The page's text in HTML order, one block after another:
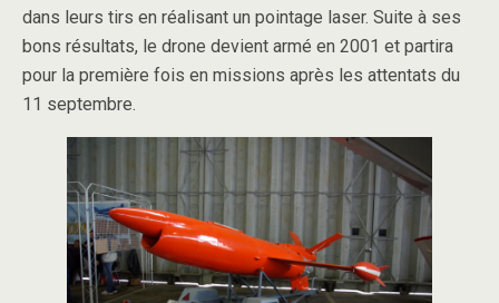
dans leurs tirs en réalisant un pointage laser. Suite à ses
bons résultats, le drone devient armé en 2001 et partira
pour la première fois en missions après les attentats du
11 septembre.